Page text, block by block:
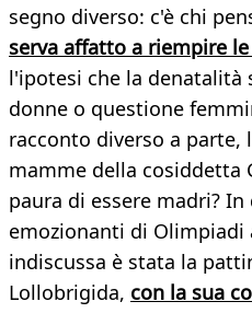
segno diverso: c'è chi
serva affatto a riempire
l'ipotesi che la denatalità
donne o questione
racconto diverso a parte,
mamme della cosiddetta
paura di essere madri?
emozionanti di Olimpiadi
indiscussa è stata la
Lollobrigida, con la sua